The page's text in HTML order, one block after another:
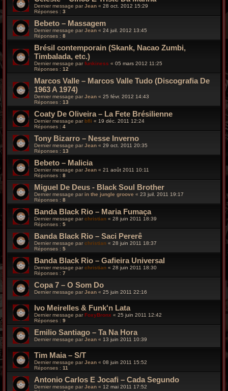
Dernier message parJean « 28 oct. 2012 15:29
Réponses : 3
Bebeto – Massagem
Dernier message par Jean « 24 juil. 2012 13:45
Réponses : 8
Brésil contemporain (Skank, Nacao Zumbi,
Timbalada, etc.)
Dernier message par funkiness « 05 mars 2012 11:25
Réponses : 12
Marcos Valle – Marcos Valle Tudo (Discografia De
1963 A 1974)
Dernier message par Jean « 25 févr. 2012 14:43
Réponses : 13
Coaty De Oliveira – La Fete Brésilienne
Dernier message parbfli « 19 déc. 2011 12:24
Réponses : 4
Tony Bizarro – Nesse Inverno
Dernier message par Jean « 29 oct. 2011 20:35
Réponses : 13
Bebeto – Malicia
Dernier message parJean « 21 août 2011 10:11
Réponses : 8
Miguel De Deus - Black Soul Brother
Dernier message par in the jungle groove « 23 juil. 2011 19:17
Réponses : 8
Banda Black Rio – Maria Fumaça
Dernier message parchristian « 28 juin 2011 18:39
Réponses : 5
Banda Black Rio – Saci Pererê
Dernier message par christian « 28 juin 2011 18:37
Réponses : 5
Banda Black Rio – Gafieira Universal
Dernier message parchristian « 28 juin 2011 18:30
Réponses : 7
Copa 7 – O Som Do
Dernier message par Jean « 25 juin 2011 22:16
Ivo Meirelles & Funk'n Lata
Dernier message parFoxyBronx « 25 juin 2011 12:42
Réponses : 9
Emilio Santiago – Ta Na Hora
Dernier message par Jean « 13 juin 2011 10:39
Tim Maia – S/T
Dernier message parJean « 08 juin 2011 15:52
Réponses : 11
Antonio Carlos E Jocafi – Cada Segundo
Dernier message par Jean « 12 mai 2011 17:52